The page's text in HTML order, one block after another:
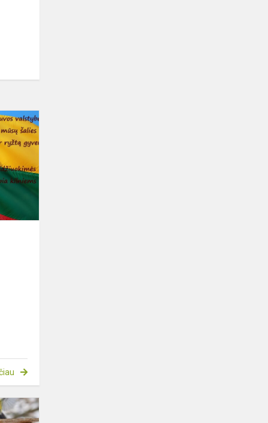
Gimnazijos
direktorės
sveikinimas
Padėkime
paukšteliams